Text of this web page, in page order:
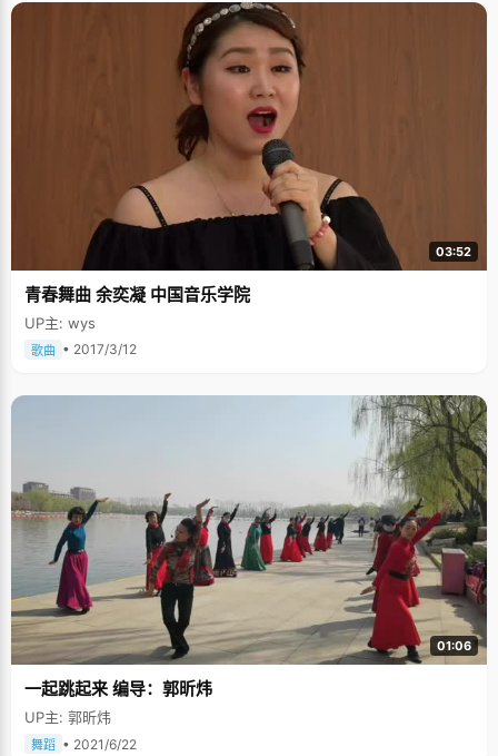
03:52
青春舞曲 余奕凝 中国音乐学院
UP主: wys
歌曲 • 2017/3/12
01:06
一起跳起来 编导：郭昕炜
UP主: 郭昕炜
舞蹈 • 2021/6/22